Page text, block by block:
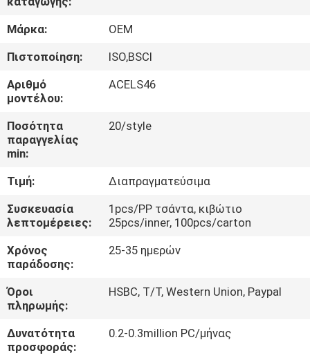
ΕΡΓΟΣΤΑΣΊΩΝ
ΠΟΙΟΤΙΚΌΣ
ΈΛΕΓΧΟΣ
ΜΑΣ
ΕΛΆΤΕ
ΕΠΑΦΉ
ΜΕ
ΕΙΔΉΣΕΙΣ
ΠΕΡΙΠΤΏΣΕΙΣ
SITEMAP
Μάρκα:
OEM
Πιστοποίηση:
ISO,BSCI
Αριθμό
μοντέλου:
ACELS46
Ποσότητα
παραγγελίας
min:
20/style
Τιμή:
Διαπραγματεύσιμα
Συσκευασία
λεπτομέρειες:
1pcs/PP τσάντα, κιβώτιο
25pcs/inner, 100pcs/carton
Χρόνος
παράδοσης:
25-35 ημερών
Όροι
πληρωμής:
HSBC, T/T, Western Union, Paypal
Δυνατότητα
προσφοράς:
0.2-0.3million PC/μήνας